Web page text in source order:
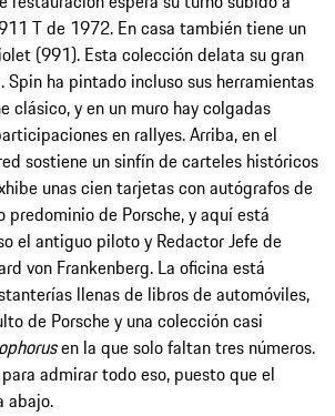
T de 1972. En casa también tiene un
(991). Esta colección delata su gran
Spin ha pintado incluso sus herramientas
clásico, y en un muro hay colgadas
en rallyes. Arriba, en el
sostiene un sinfín de carteles históricos
unas cien tarjetas con autógrafos de
predominio de Porsche, y aquí está
el antiguo piloto y Redactor Jefe de
von Frankenberg. La oficina está
llenas de libros de automóviles,
de Porsche y una colección casi
en la que solo faltan tres números.
admirar todo eso, puesto que el
abajo.